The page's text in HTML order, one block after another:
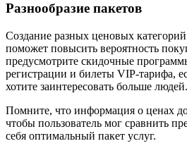
Разнообразие пакетов
Создание разных ценовых
поможет повысить вероятность
предусмотрите скидочные
регистрации и билеты VIP-тарифа,
хотите заинтересовать больше людей.
Помните, что информация о ценах
чтобы пользователь мог сравнить
себя оптимальный пакет услуг.